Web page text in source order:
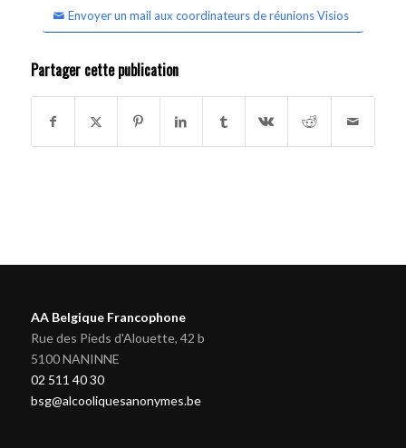
Envoyer un mail aux coordinateurs de réunions Visios
Partager cette publication
AA Belgique Francophone
Rue des Pieds d'Alouette, 42 b
5100 NANINNE
02 511 40 30
bsg@alcooliquesanonymes.be